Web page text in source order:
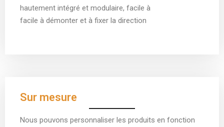
hautement intégré et modulaire, facile à
facile à démonter et à fixer la direction
Sur mesure
Nous pouvons personnaliser les produits en fonction